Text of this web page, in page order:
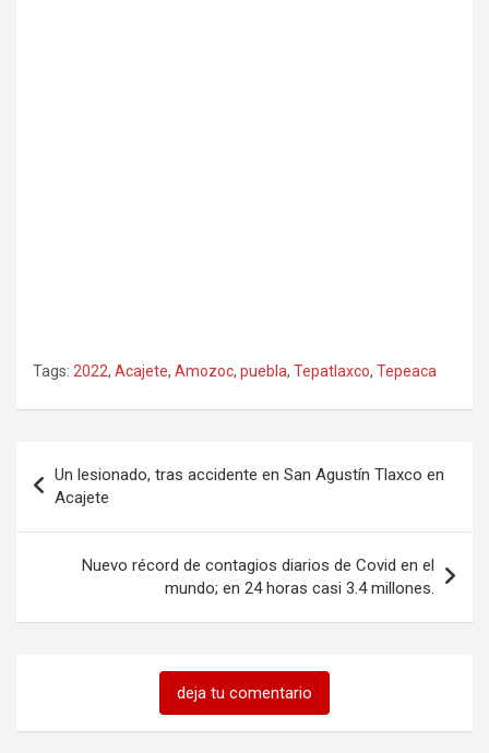
Tags: 2022, Acajete, Amozoc, puebla, Tepatlaxco, Tepeaca
de
entradas
Un lesionado, tras accidente en San Agustín Tlaxco en
Acajete
Nuevo récord de contagios diarios de Covid en el
mundo; en 24 horas casi 3.4 millones.
deja tu comentario